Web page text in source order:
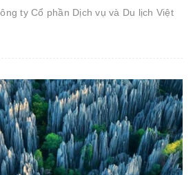
ty Cổ phần Dịch vụ và Du lịch Việt